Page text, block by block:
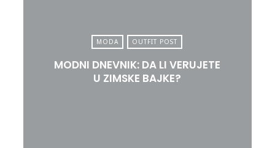
MODA OUTFIT POST
MODNI DNEVNIK: DA LI VERUJETE
U ZIMSKE BAJKE?